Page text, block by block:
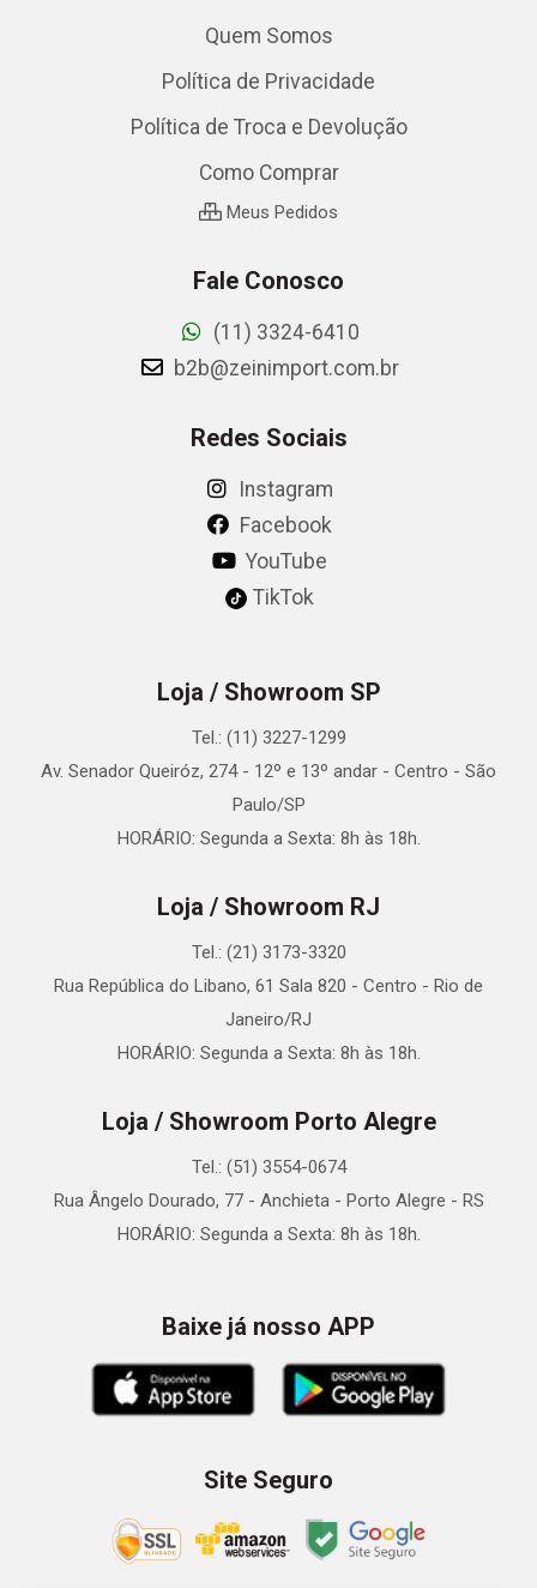
Quem Somos
Política de Privacidade
Política de Troca e Devolução
Como Comprar
Meus Pedidos
Fale Conosco
(11) 3324-6410
b2b@zeinimport.com.br
Redes Sociais
Instagram
Facebook
YouTube
TikTok
Loja / Showroom SP
Tel.: (11) 3227-1299
Av. Senador Queiróz, 274 - 12º e 13º andar - Centro - São
Paulo/SP
HORÁRIO: Segunda a Sexta: 8h às 18h.
Loja / Showroom RJ
Tel.: (21) 3173-3320
Rua República do Libano, 61 Sala 820 - Centro - Rio de
Janeiro/RJ
HORÁRIO: Segunda a Sexta: 8h às 18h.
Loja / Showroom Porto Alegre
Tel.: (51) 3554-0674
Rua Ângelo Dourado, 77 - Anchieta - Porto Alegre - RS
HORÁRIO: Segunda a Sexta: 8h às 18h.
Baixe já nosso APP
Site Seguro